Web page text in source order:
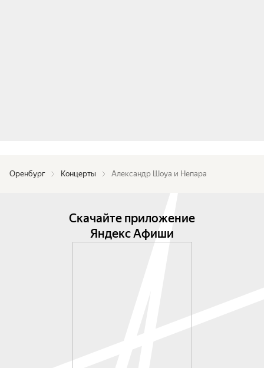
Оренбург Концерты Александр Шоуа и Непара
Скачайте приложение
Яндекс Афиши